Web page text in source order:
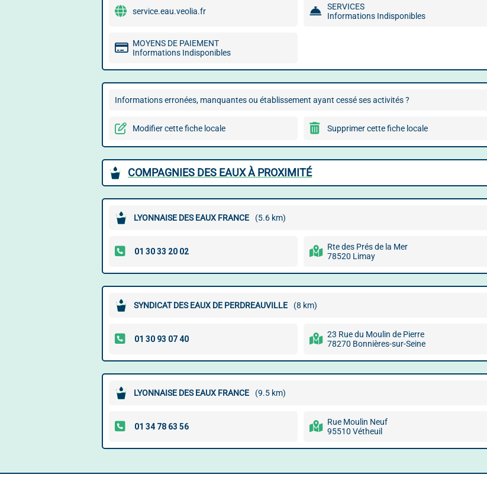
service.eau.veolia.fr
SERVICES
Informations Indisponibles
MOYENS DE PAIEMENT
Informations Indisponibles
Informations erronées, manquantes ou établissement ayant cessé ses activités ?
Modifier cette fiche locale Supprimer cette fiche locale
COMPAGNIES DES EAUX À PROXIMITÉ
LYONNAISE DES EAUX FRANCE (5.6 km)
Rte des Prés de la Mer
78520 Limay
SYNDICAT DES EAUX DE PERDREAUVILLE (8 km)
23 Rue du Moulin de Pierre
78270 Bonnières-sur-Seine
LYONNAISE DES EAUX FRANCE (9.5 km)
Rue Moulin Neuf
95510 Vétheuil